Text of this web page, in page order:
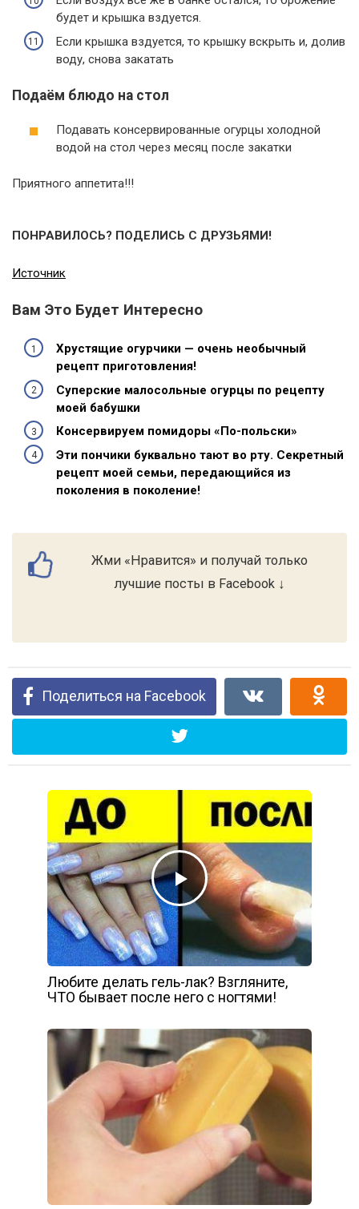
будет и крышка вздуется.
Если крышка вздуется, то крышку вскрыть и, долив
воду, снова закатать
Подаём блюдо на стол
Подавать консервированные огурцы холодной
водой на стол через месяц после закатки
Приятного аппетита!!!
ПОНРАВИЛОСЬ? ПОДЕЛИСЬ С ДРУЗЬЯМИ!
Источник
Вам Это Будет Интересно
Хрустящие огурчики — очень необычный
рецепт приготовления!
Суперские малосольные огурцы по рецепту
моей бабушки
Консервируем помидоры «По-польски»
Эти пончики буквально тают во рту. Секретный
рецепт моей семьи, передающийся из
поколения в поколение!
Жми «Нравится» и получай только
лучшие посты в Facebook ↓
Поделиться на Facebook
Любите делать гель-лак? Взгляните,
ЧТО бывает после него с ногтями!